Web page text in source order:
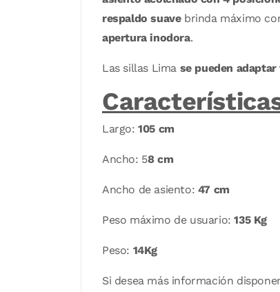
respaldo suavebrinda máximo
apertura inodora.
Las sillas Lima se pueden
Largo:105 cm
Ancho: 58 cm
Ancho de asiento: 47 cm
Peso máximo de usuario:135 Kg
Peso: 14Kg
Si desea más información